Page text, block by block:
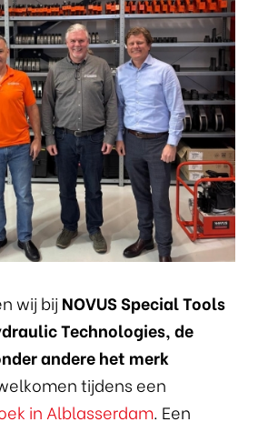
wij bij NOVUS Special Tools
Technologies, de
andere het merk
tijdens een
in Alblasserdam. Een